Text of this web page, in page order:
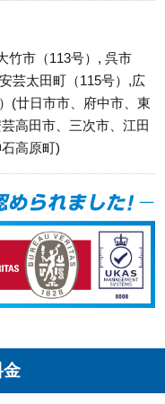
竹市（113号）, 呉市
芸太田町（115号）,広
(廿日市市、府中市、東
高田市、三次市、江田
高原町)
金